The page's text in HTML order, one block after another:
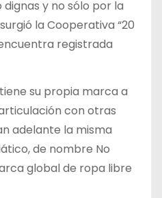
y no sólo por la
la Cooperativa “20
registrada
su propia marca a
con otras
adelante la misma
de nombre No
global de ropa libre